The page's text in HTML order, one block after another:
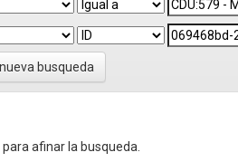
busqueda
afinar la busqueda.